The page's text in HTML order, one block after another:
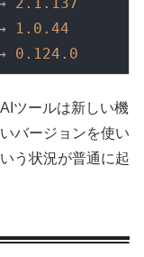
1.0 .44
0.124 .0
ツールは新しい機
バージョンを使い
う状況が普通に起